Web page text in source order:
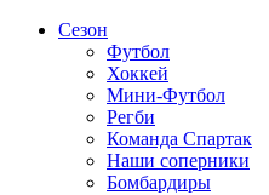
Сезон
Футбол
Хоккей
Мини-Футбол
Регби
Команда Спартак
Наши соперники
Бомбардиры